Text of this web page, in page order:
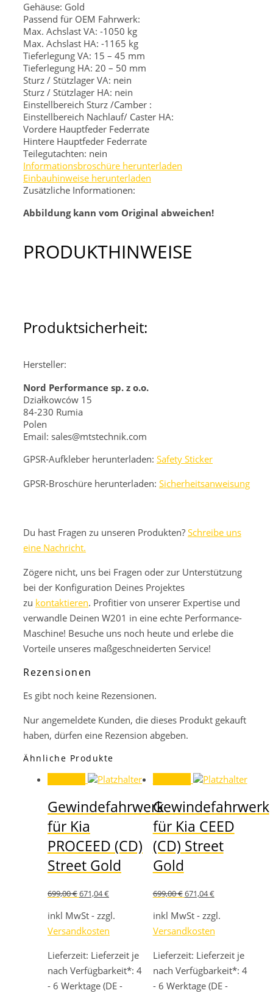
Gehäuse: Gold
Passend für OEM Fahrwerk:
Max. Achslast VA: -1050 kg
Max. Achslast HA: -1165 kg
Tieferlegung VA: 15 – 45 mm
Tieferlegung HA: 20 – 50 mm
Sturz / Stützlager VA: nein
Sturz / Stützlager HA: nein
Einstellbereich Sturz /Camber :
Einstellbereich Nachlauf/ Caster HA:
Vordere Hauptfeder Federrate
Hintere Hauptfeder Federrate
Teilegutachten: nein
Informationsbroschüre herunterladen
Einbauhinweise herunterladen
Zusätzliche Informationen:
Abbildung kann vom Original abweichen!
PRODUKTHINWEISE
Produktsicherheit:
Hersteller:
Nord Performance sp. z o.o.
Działkowców 15
84-230 Rumia
Polen
Email: sales@mtstechnik.com
GPSR-Aufkleber herunterladen: Safety Sticker
GPSR-Broschüre herunterladen: Sicherheitsanweisung
Du hast Fragen zu unseren Produkten? Schreibe uns
eine Nachricht.
Zögere nicht, uns bei Fragen oder zur Unterstützung
bei der Konfiguration Deines Projektes
zu kontaktieren. Profitier von unserer Expertise und
verwandle Deinen W201 in eine echte Performance-
Maschine! Besuche uns noch heute und erlebe die
Vorteile unseres maßgeschneiderten Service!
Rezensionen
Es gibt noch keine Rezensionen.
Nur angemeldete Kunden, die dieses Produkt gekauft
haben, dürfen eine Rezension abgeben.
Ähnliche Produkte
Gewindefahrwerk
für Kia
PROCEED (CD)
Street Gold
699,00€Ursprünglicher
war:
699,00 €
671,04€Aktueller
ist:
671,04 €.
inkl MwSt - zzgl.
Versandkosten
Lieferzeit: Lieferzeit je
nach Verfügbarkeit*: 4
- 6 Werktage (DE -
Gewindefahrwerk
für Kia CEED
(CD) Street
Gold
699,00€Ursprünglicher
war:
699,00 €
671,04€Aktueller
ist:
671,04 €.
inkl MwSt - zzgl.
Versandkosten
Lieferzeit: Lieferzeit je
nach Verfügbarkeit*: 4
- 6 Werktage (DE -